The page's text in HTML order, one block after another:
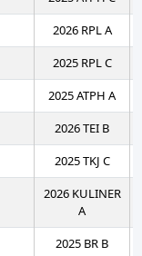
2026 RPL A
2025 RPL C
2025 ATPH A
2026 TEI B
2025 TKJ C
2026 KULINER
A
2025 BR B